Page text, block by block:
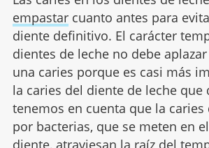
empastarcuanto antes para
diente definitivo. El carácter
dientes de leche no debe
una caries porque es casi más
la caries del diente de leche que
tenemos en cuenta que la caries
por bacterias, que se meten en